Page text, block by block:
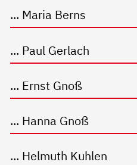
... Maria Berns
... Paul Gerlach
... Ernst Gnoß
... Hanna Gnoß
... Helmuth Kuhlen